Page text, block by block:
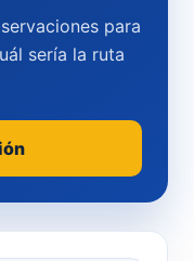
para
sería la ruta